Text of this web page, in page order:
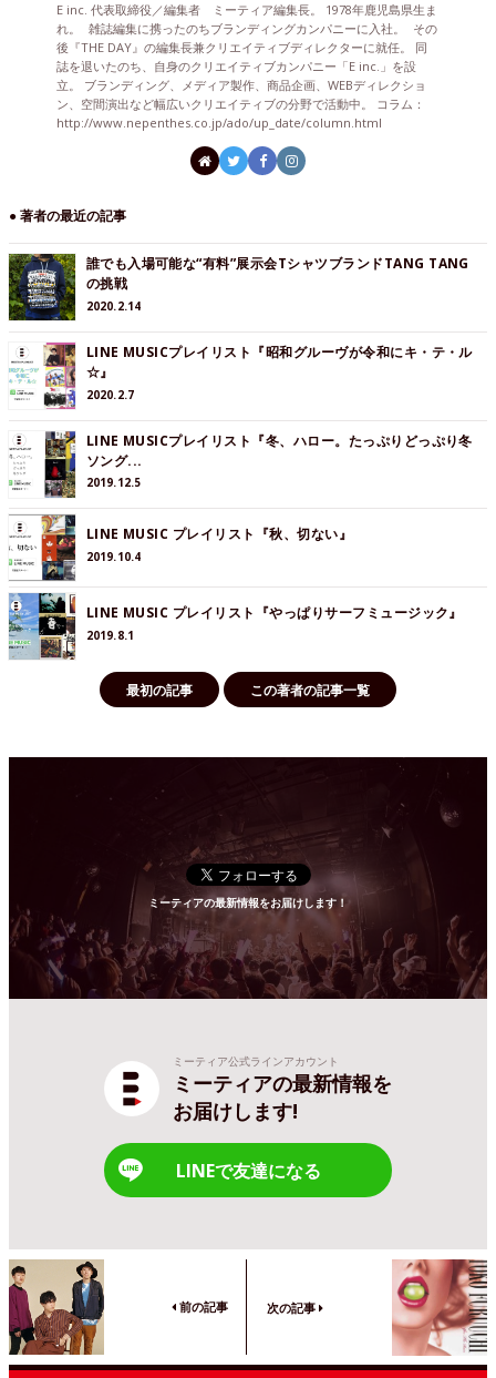
E inc. 代表取締役／編集者 ミーティア編集長。 1978年鹿児島県生ま
れ。 雑誌編集に携ったのちブランディングカンパニーに入社。 その
後『THE DAY』の編集長兼クリエイティブディレクターに就任。 同
誌を退いたのち、自身のクリエイティブカンパニー「E inc.」を設
立。 ブランディング、メディア製作、商品企画、WEBディレクショ
ン、空間演出など幅広いクリエイティブの分野で活動中。 コラム：
http://www.nepenthes.co.jp/ado/up_date/column.html
● 著者の最近の記事
誰でも入場可能な“有料”展示会TシャツブランドTANG TANG
の挑戦
2020.2.14
LINE MUSICプレイリスト『昭和グルーヴが令和にキ・テ・ル
☆』
2020.2.7
LINE MUSICプレイリスト『冬、ハロー。たっぷりどっぷり冬
ソング...
2019.12.5
LINE MUSIC プレイリスト『秋、切ない』
2019.10.4
LINE MUSIC プレイリスト『やっぱりサーフミュージック』
2019.8.1
最初の記事 この著者の記事一覧
ミーティアの最新情報をお届けします！
ミーティア公式ラインアカウント
ミーティアの最新情報を
お届けします!
LINEで友達になる
前の記事 次の記事